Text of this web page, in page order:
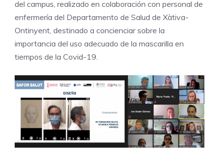
del campus, realizado en colaboración con personal de
enfermería del Departamento de Salud de Xàtiva-
Ontinyent, destinado a concienciar sobre la
importancia del uso adecuado de la mascarilla en
tiempos de la Covid-19.